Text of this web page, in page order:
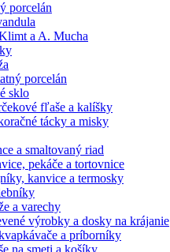
porcelán
a A. Mucha
porcelán
sklo
fľaše a kalíšky
tácky a misky
a smaltovaný riad
pekáče a tortovnice
kanvice a termosky
a varechy
výrobky a dosky na krájanie
a príborníky
na smeti a košíky